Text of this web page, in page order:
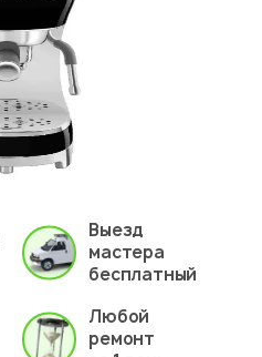
Выезд
мастера
бесплатный
Любой
ремонт